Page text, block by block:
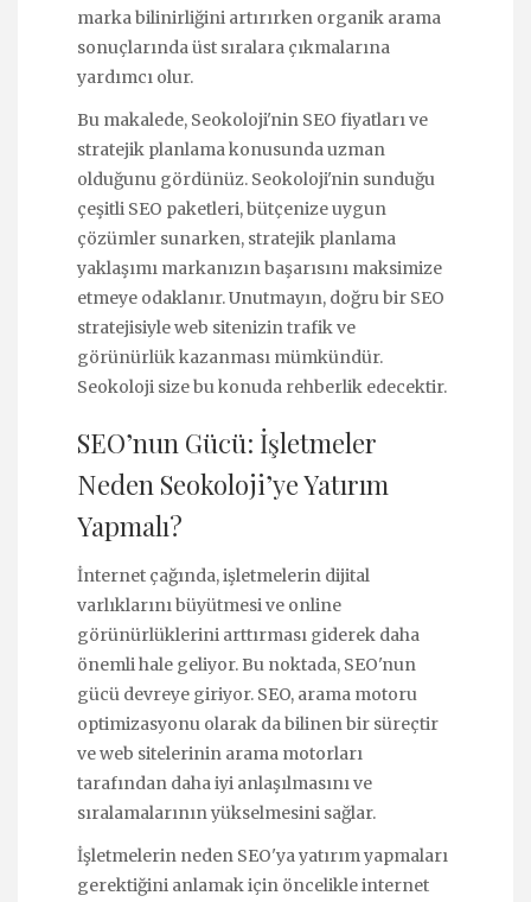
marka bilinirliğini artırırken organik arama
sonuçlarında üst sıralara çıkmalarına
yardımcı olur.
Bu makalede, Seokoloji'nin SEO fiyatları ve
stratejik planlama konusunda uzman
olduğunu gördünüz. Seokoloji'nin sunduğu
çeşitli SEO paketleri, bütçenize uygun
çözümler sunarken, stratejik planlama
yaklaşımı markanızın başarısını maksimize
etmeye odaklanır. Unutmayın, doğru bir SEO
stratejisiyle web sitenizin trafik ve
görünürlük kazanması mümkündür.
Seokoloji size bu konuda rehberlik edecektir.
SEO’nun Gücü: İşletmeler
Neden Seokoloji’ye Yatırım
Yapmalı?
İnternet çağında, işletmelerin dijital
varlıklarını büyütmesi ve online
görünürlüklerini arttırması giderek daha
önemli hale geliyor. Bu noktada, SEO'nun
gücü devreye giriyor. SEO, arama motoru
optimizasyonu olarak da bilinen bir süreçtir
ve web sitelerinin arama motorları
tarafından daha iyi anlaşılmasını ve
sıralamalarının yükselmesini sağlar.
İşletmelerin neden SEO'ya yatırım yapmaları
gerektiğini anlamak için öncelikle internet